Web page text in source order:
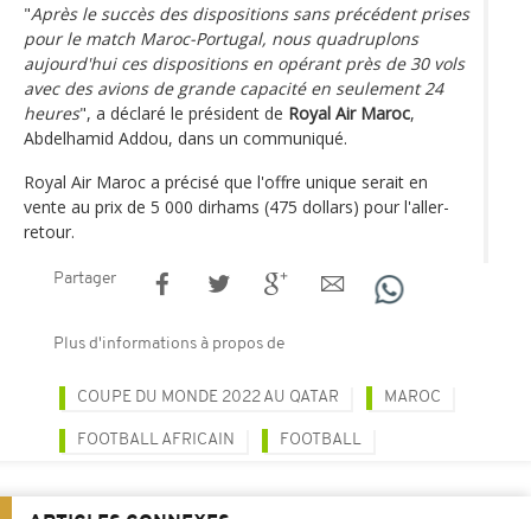
"Après le succès des dispositions sans précédent prises
pour le match Maroc-Portugal, nous quadruplons
aujourd'hui ces dispositions en opérant près de 30 vols
avec des avions de grande capacité en seulement 24
heures", a déclaré le président de Royal Air Maroc,
Abdelhamid Addou, dans un communiqué.
Royal Air Maroc a précisé que l'offre unique serait en
vente au prix de 5 000 dirhams (475 dollars) pour l'aller-
retour.
Partager
Plus d'informations à propos de
COUPE DU MONDE 2022 AU QATAR MAROC
FOOTBALL AFRICAIN FOOTBALL